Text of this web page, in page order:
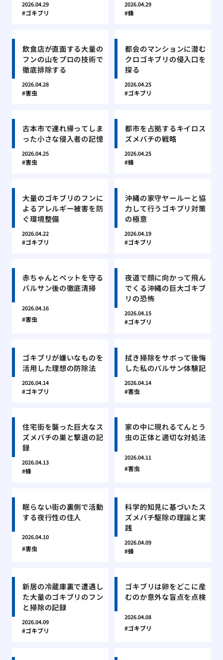
2026.04.29
ゴキブリ
2026.04.29
蜂
飲食店が直面する大量の
フンの山をプロの技術で
徹底排除する
2026.04.28
害虫
都会のマンションに潜む
クロゴキブリの侵入口を
探る
2026.04.25
ゴキブリ
古本市で連れ帰ってしま
った小さな侵入者の記憶
2026.04.25
害虫
都市を占拠するキイロス
ズメバチの戦略
2026.04.25
蜂
大量のゴキブリのフンに
よるアレルギー被害を防
ぐ環境整備
2026.04.22
ゴキブリ
沖縄の家守ヤールーと協
力して行うゴキブリ対策
の極意
2026.04.19
ゴキブリ
赤ちゃんとペットを守る
バルサン後の徹底清掃
2026.04.16
害虫
夜道で顔に向かって飛ん
でくる沖縄の巨大ゴキブ
リの恐怖
2026.04.15
ゴキブリ
ゴキブリが嫌いなものを
活用した理想の防除法
2026.04.14
ゴキブリ
拭き掃除をサボって後悔
した私のバルサン体験記
2026.04.14
害虫
住宅街を襲った巨大なス
ズメバチの巣と撃退の記
録
2026.04.13
蜂
家の中に現れるてんとう
虫の正体と適切な対処法
2026.04.11
害虫
眠らない街の裏側で活動
する夜行性の住人
2026.04.10
害虫
科学的知見に基づいたス
ズメバチ駆除の理論と実
践
2026.04.09
蜂
新居の冷蔵庫裏で遭遇し
た大量のゴキブリのフン
と掃除の記録
2026.04.09
ゴキブリ
ゴキブリは卵をどこに産
むのか意外な盲点を点検
2026.04.08
ゴキブリ